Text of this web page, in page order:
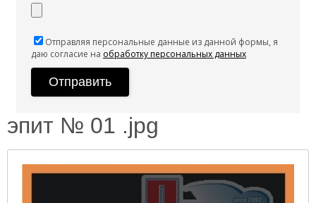
Отправляя персональные данные из данной формы, я
даю согласие на обработку персональных данных
эпит № 01 .jpg